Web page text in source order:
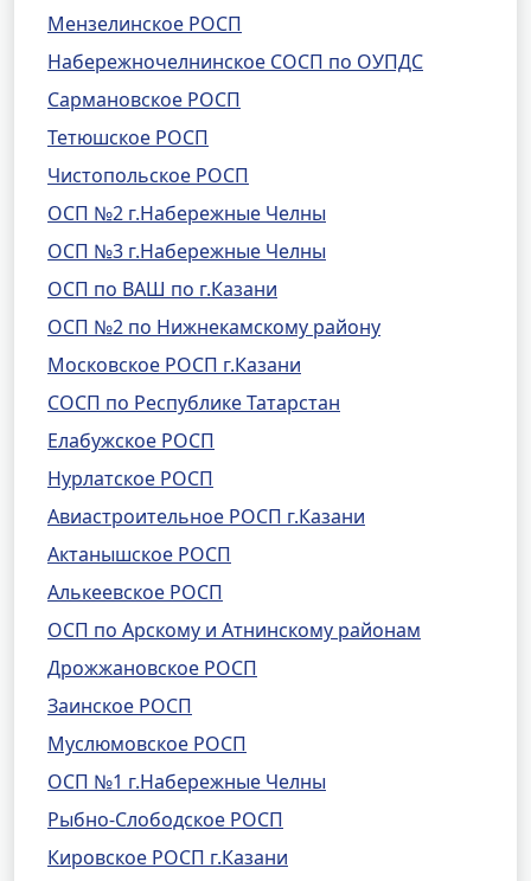
Мензелинское РОСП
Набережночелнинское СОСП по ОУПДС
Сармановское РОСП
Тетюшское РОСП
Чистопольское РОСП
ОСП №2 г.Набережные Челны
ОСП №3 г.Набережные Челны
ОСП по ВАШ по г.Казани
ОСП №2 по Нижнекамскому району
Московское РОСП г.Казани
СОСП по Республике Татарстан
Елабужское РОСП
Нурлатское РОСП
Авиастроительное РОСП г.Казани
Актанышское РОСП
Алькеевское РОСП
ОСП по Арскому и Атнинскому районам
Дрожжановское РОСП
Заинское РОСП
Муслюмовское РОСП
ОСП №1 г.Набережные Челны
Рыбно-Слободское РОСП
Кировское РОСП г.Казани